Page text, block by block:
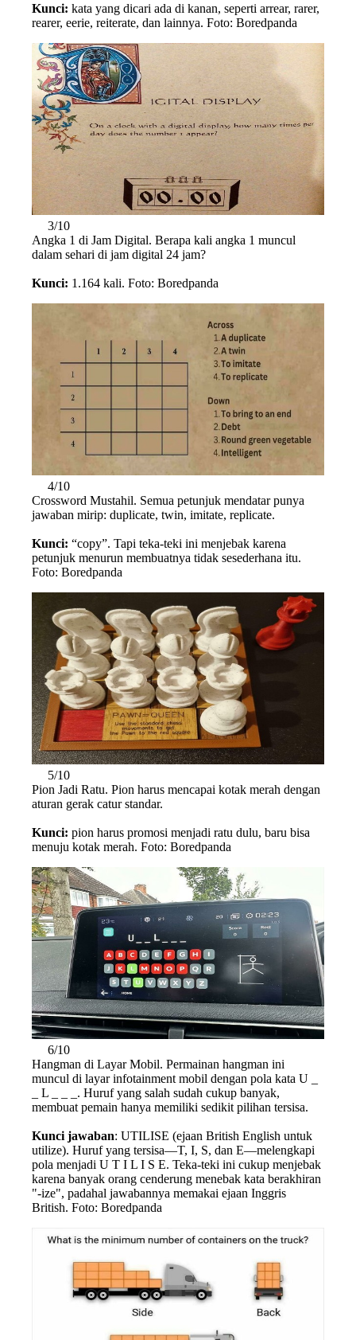
Kunci: kata yang dicari ada di kanan, seperti arrear, rarer,
rearer, eerie, reiterate, dan lainnya. Foto: Boredpanda
3/10
Angka 1 di Jam Digital. Berapa kali angka 1 muncul
dalam sehari di jam digital 24 jam?
Kunci: 1.164 kali. Foto: Boredpanda
4/10
Crossword Mustahil. Semua petunjuk mendatar punya
jawaban mirip: duplicate, twin, imitate, replicate.
Kunci: “copy”. Tapi teka-teki ini menjebak karena
petunjuk menurun membuatnya tidak sesederhana itu.
Foto: Boredpanda
5/10
Pion Jadi Ratu. Pion harus mencapai kotak merah dengan
aturan gerak catur standar.
Kunci: pion harus promosi menjadi ratu dulu, baru bisa
menuju kotak merah. Foto: Boredpanda
6/10
Hangman di Layar Mobil. Permainan hangman ini
muncul di layar infotainment mobil dengan pola kata U _
_ L _ _ _. Huruf yang salah sudah cukup banyak,
membuat pemain hanya memiliki sedikit pilihan tersisa.
Kunci jawaban: UTILISE (ejaan British English untuk
utilize). Huruf yang tersisa—T, I, S, dan E—melengkapi
pola menjadi U T I L I S E. Teka-teki ini cukup menjebak
karena banyak orang cenderung menebak kata berakhiran
"-ize", padahal jawabannya memakai ejaan Inggris
British. Foto: Boredpanda